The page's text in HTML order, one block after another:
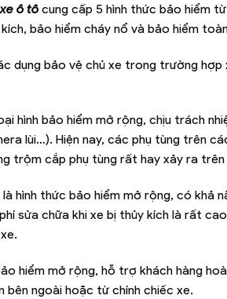
ô tô cung cấp 5 hình thức bảo hiểm
bảo hiểm cháy nổ và bảo hiểm
dụng bảo vệ chủ xe trong trường hợp
hình bảo hiểm mở rộng, chịu trách
lùi…). Hiện nay, các phụ tùng trên
trộm cắp phụ tùng rất hay xảy ra trên
hình thức bảo hiểm mở rộng, có khả
sửa chữa khi xe bị thủy kích là rất
hiểm mở rộng, hỗ trợ khách hàng
ngoài hoặc từ chính chiếc xe.